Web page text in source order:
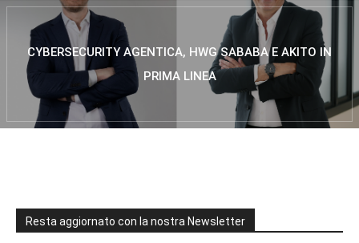
CYBERSECURITY AGENTICA, HWG SABABA E AKITO IN
PRIMA LINEA
Resta aggiornato con la nostra Newsletter